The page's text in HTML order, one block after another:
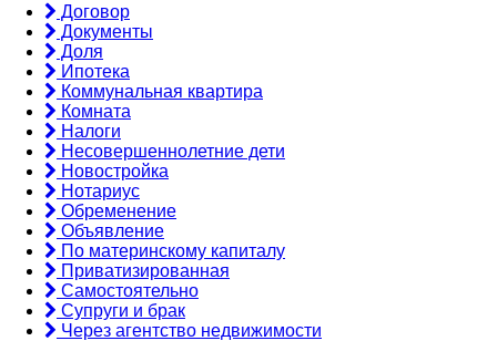
Договор
Документы
Доля
Ипотека
Коммунальная квартира
Комната
Налоги
Несовершеннолетние дети
Новостройка
Нотариус
Обременение
Объявление
По материнскому капиталу
Приватизированная
Самостоятельно
Супруги и брак
Через агентство недвижимости